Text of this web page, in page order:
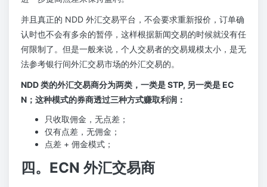
并且真正的 NDD 外汇交易平台，不会要求重新报价，订单确
认时也不会有多余的暂停，这样根据新闻交易的时候就没有任
何限制了。但是一般来说，个人交易者的交易规模太小，是无
法参考银行间外汇交易市场的外汇交易的。
NDD 类的外汇交易商分为两类，一类是 STP, 另一类是 EC
N；这种模式的券商透过三种方式赚取利润：
只收取佣金，无点差；
仅有点差，无佣金；
点差 + 佣金模式；
四。ECN 外汇交易商